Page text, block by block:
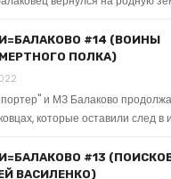
#14 (ВОИНЫ
ПОЛКА)
и МЗ Балаково
которые оставили след в
#13
ВАСИЛЕНКО)